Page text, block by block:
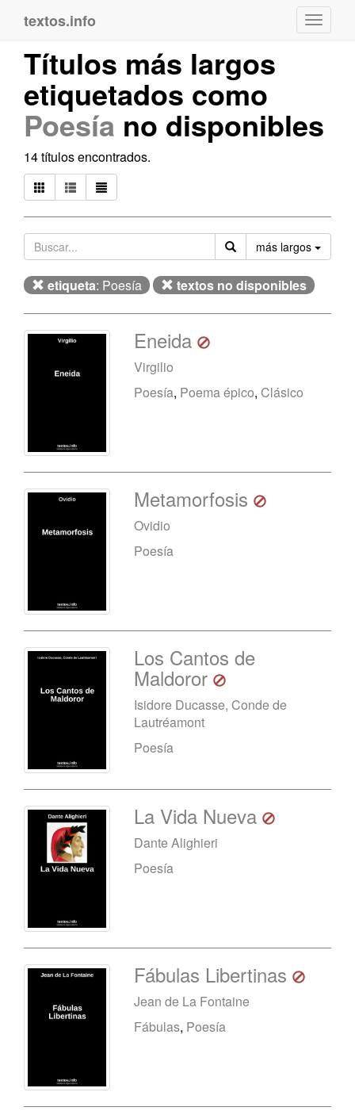
textos.info
Títulos más largos
etiquetados como
Poesía no disponibles
14 títulos encontrados.
más largos
etiqueta: Poesía textos no disponibles
Eneida
Virgilio
Poesía, Poema épico, Clásico
Metamorfosis
Ovidio
Poesía
Los Cantos de
Maldoror
Isidore Ducasse, Conde de
Lautréamont
Poesía
La Vida Nueva
Dante Alighieri
Poesía
Fábulas Libertinas
Jean de La Fontaine
Fábulas, Poesía